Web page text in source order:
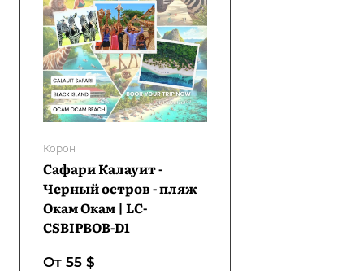
Корон
Сафари Калауит -
Черный остров - пляж
Окам Окам | LC-
CSBIPBOB-D1
От 55 $